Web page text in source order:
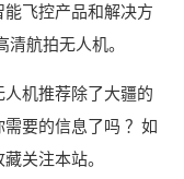
飞控产品和解决方
航拍无人机。
机推荐除了大疆的
要的信息了吗 ？如
关注本站。